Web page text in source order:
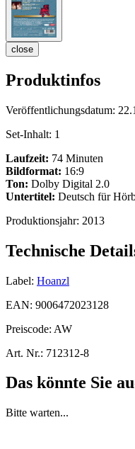
close
Produktinfos
Veröffentlichungsdatum:
Set-Inhalt: 1
Laufzeit: 74 Minuten
Bildformat: 16:9
Ton: Dolby Digital 2.0
Untertitel: Deutsch für
Produktionsjahr: 2013
Technische
Label: Hoanzl
EAN: 9006472023128
Preiscode: AW
Art. Nr.: 712312-8
Das könnte Sie
Bitte warten...